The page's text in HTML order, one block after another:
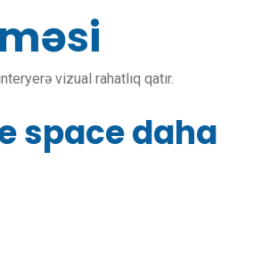
vizual rahatlıq qatır.
space daha